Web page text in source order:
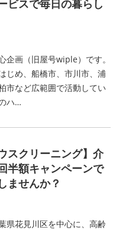
ビスで毎日の暮らし
企画（旧屋号wiple）です。
じめ、船橋市、市川市、浦
市など広範囲で活動してい
ハ…
クリーニング】介
半額キャンペーンで
ませんか？
県花見川区を中心に、高齢